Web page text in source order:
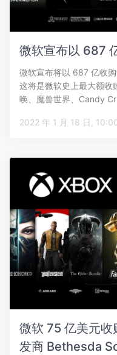
微软宣布以 687
微软宣布将以 687 亿收
这将是微软史上最大额收
唤、魔兽世界、Candy
2022 年 1 月
微软 75 亿美元
发商 Bethesda